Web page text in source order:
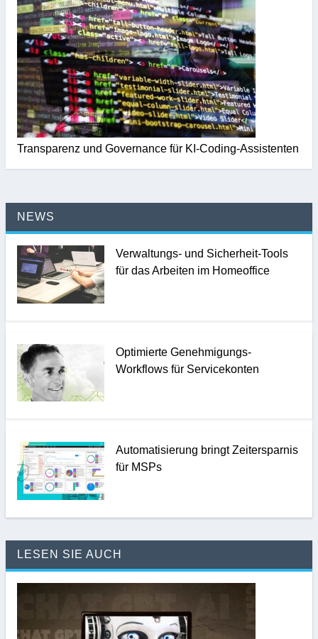
Transparenz und Governance für KI-Coding-Assistenten
NEWS
Verwaltungs- und Sicherheit-Tools
für das Arbeiten im Homeoffice
Optimierte Genehmigungs-
Workflows für Servicekonten
Automatisierung bringt Zeitersparnis
für MSPs
LESEN SIE AUCH